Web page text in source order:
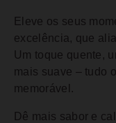
Eleve os seus
excelência, que alia
Um toque quente,
mais suave – tudo
memorável.
Dê mais sabor e